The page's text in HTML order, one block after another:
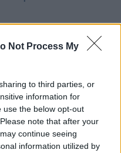
Not Process My
to third parties, or
information for
use the below opt-out
note that after your
continue seeing
information utilized by